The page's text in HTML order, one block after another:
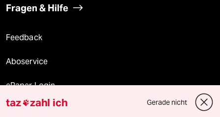
Fragen & Hilfe
Feedback
Aboservice
ePaper Login
Downloads für Abonnierende
taz zahl ich Gerade nicht